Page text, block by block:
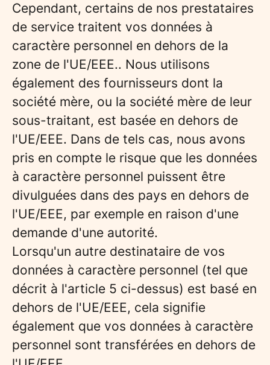
Cependant, certains de nos prestataires
de service traitent vos données à
caractère personnel en dehors de la
zone de l'UE/EEE.. Nous utilisons
également des fournisseurs dont la
société mère, ou la société mère de leur
sous-traitant, est basée en dehors de
l'UE/EEE. Dans de tels cas, nous avons
pris en compte le risque que les données
à caractère personnel puissent être
divulguées dans des pays en dehors de
l'UE/EEE, par exemple en raison d'une
demande d'une autorité.
Lorsqu'un autre destinataire de vos
données à caractère personnel (tel que
décrit à l'article 5 ci-dessus) est basé en
dehors de l'UE/EEE, cela signifie
également que vos données à caractère
personnel sont transférées en dehors de